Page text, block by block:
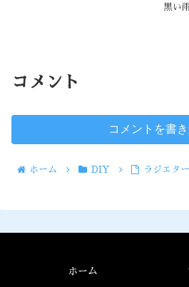
黒い雨
コメント
コメントを書
ホーム DIY ラジエタ
ホーム